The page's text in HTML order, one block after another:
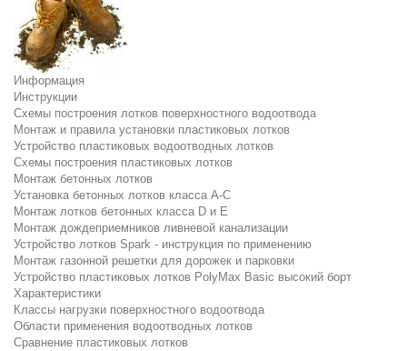
Информация
Инструкции
Схемы построения лотков поверхностного водоотвода
Монтаж и правила установки пластиковых лотков
Устройство пластиковых водоотводных лотков
Схемы построения пластиковых лотков
Монтаж бетонных лотков
Установка бетонных лотков класса A-C
Монтаж лотков бетонных класса D и E
Монтаж дождеприемников ливневой канализации
Устройство лотков Spark - инструкция по применению
Монтаж газонной решетки для дорожек и парковки
Устройство пластиковых лотков PolyMax Basic высокий борт
Характеристики
Классы нагрузки поверхностного водоотвода
Области применения водоотводных лотков
Сравнение пластиковых лотков